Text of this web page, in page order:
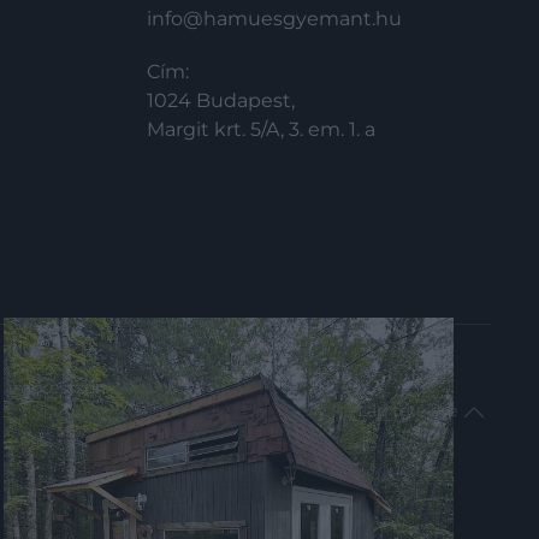
info@hamuesgyemant.hu
Cím:
1024 Budapest,
Margit krt. 5/A, 3. em. 1. a
impresszum
Lap tetejére